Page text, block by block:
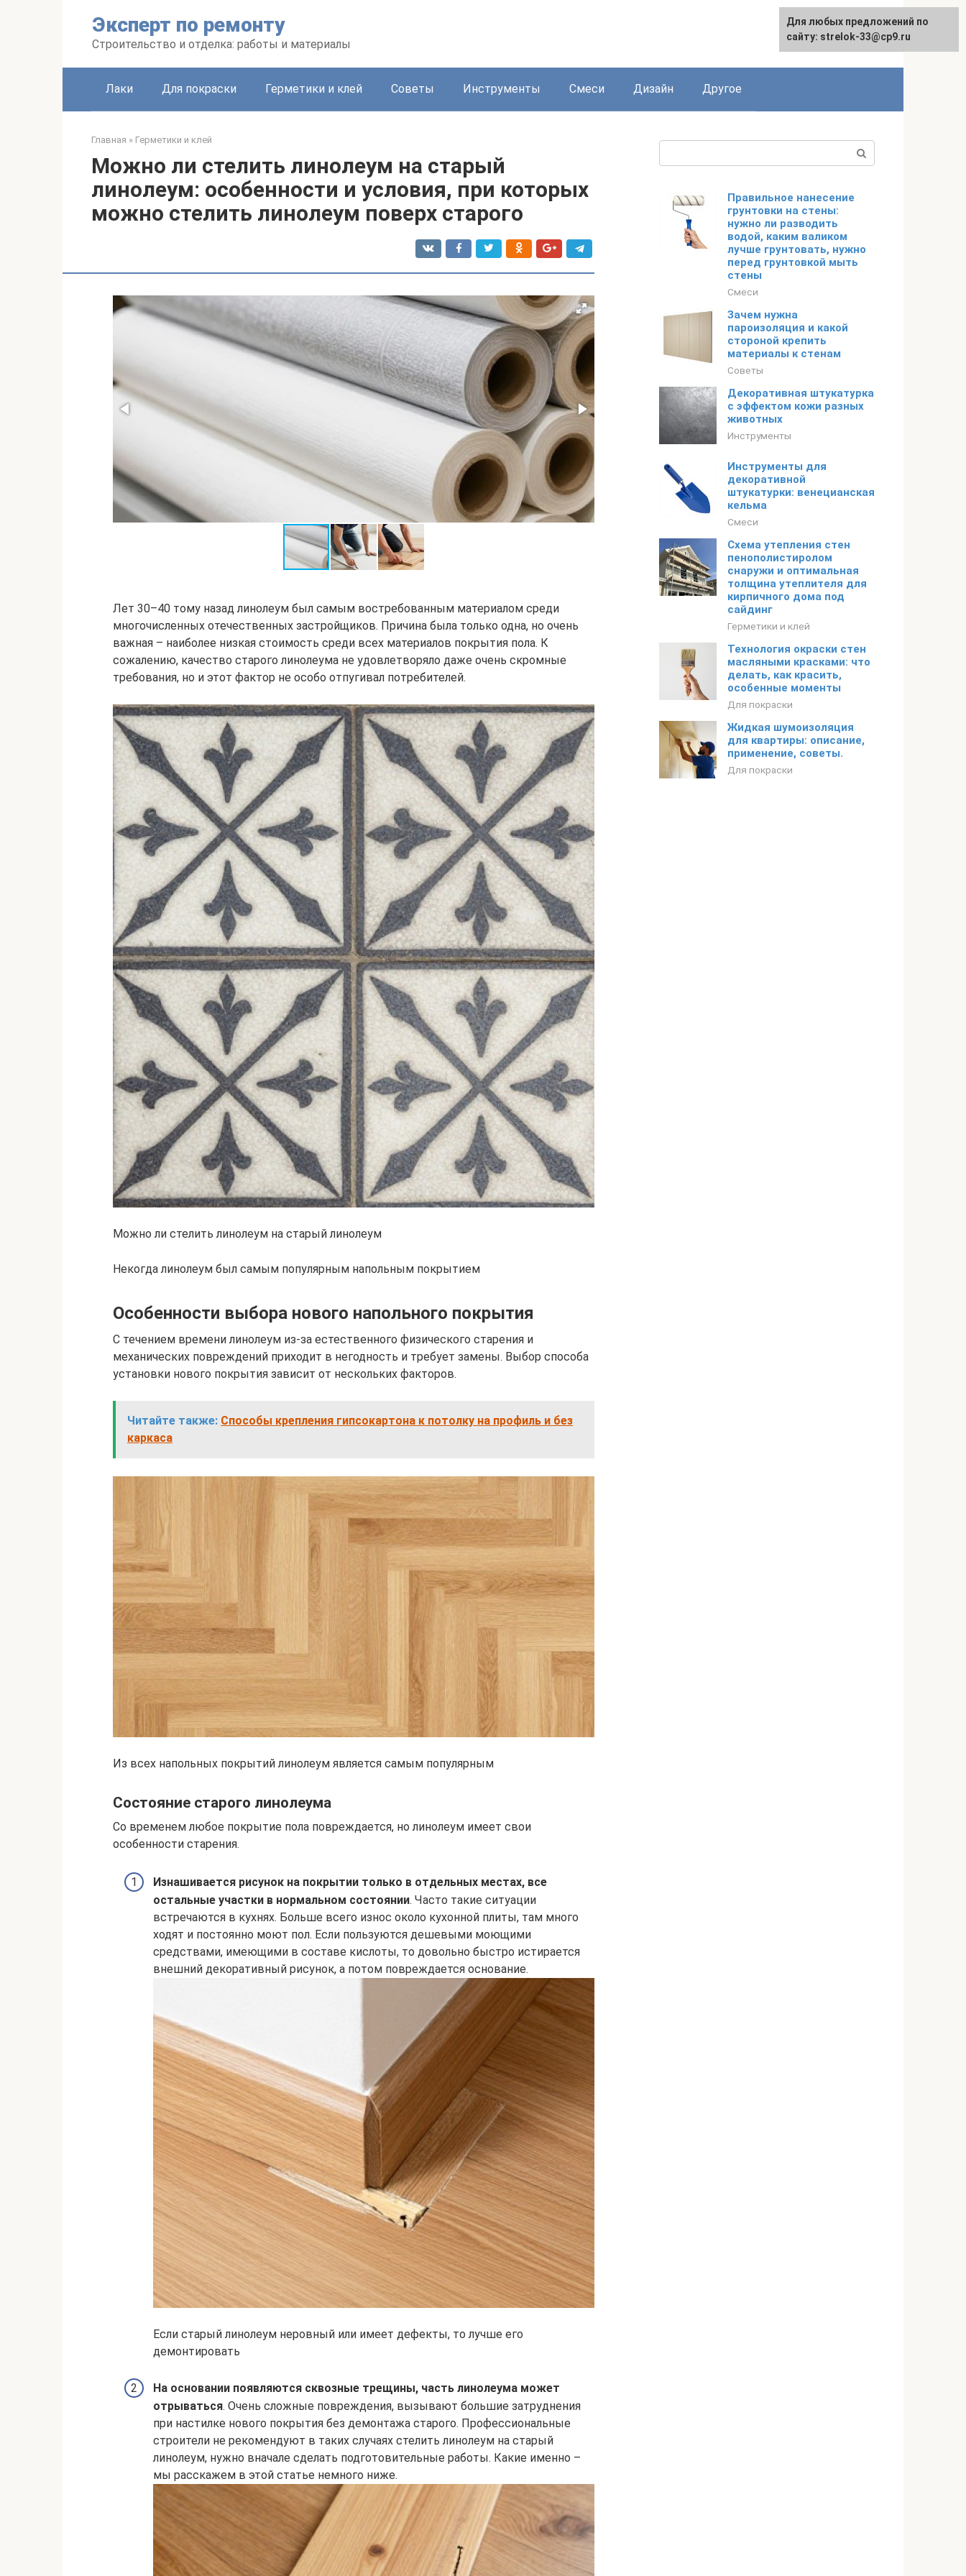
Эксперт по ремонту
Строительство и отделка: работы и материалы
Лаки Для покраски Герметики и клей Советы Инструменты Смеси Дизайн Другое
Главная » Герметики и клей
Можно ли стелить линолеум на старый
линолеум: особенности и условия, при которых
можно стелить линолеум поверх старого
Лет 30–40 тому назад линолеум был самым востребованным материалом среди
многочисленных отечественных застройщиков. Причина была только одна, но очень
важная – наиболее низкая стоимость среди всех материалов покрытия пола. К
сожалению, качество старого линолеума не удовлетворяло даже очень скромные
требования, но и этот фактор не особо отпугивал потребителей.
Можно ли стелить линолеум на старый линолеум
Некогда линолеум был самым популярным напольным покрытием
Особенности выбора нового напольного покрытия
С течением времени линолеум из-за естественного физического старения и
механических повреждений приходит в негодность и требует замены. Выбор способа
установки нового покрытия зависит от нескольких факторов.
Читайте также: Способы крепления гипсокартона к потолку на профиль и без
каркаса
Из всех напольных покрытий линолеум является самым популярным
Состояние старого линолеума
Со временем любое покрытие пола повреждается, но линолеум имеет свои
особенности старения.
Изнашивается рисунок на покрытии только в отдельных местах, все
остальные участки в нормальном состоянии. Часто такие ситуации
встречаются в кухнях. Больше всего износ около кухонной плиты, там много
ходят и постоянно моют пол. Если пользуются дешевыми моющими
средствами, имеющими в составе кислоты, то довольно быстро истирается
внешний декоративный рисунок, а потом повреждается основание.
Если старый линолеум неровный или имеет дефекты, то лучше его
демонтировать
На основании появляются сквозные трещины, часть линолеума может
отрываться. Очень сложные повреждения, вызывают большие затруднения
при настилке нового покрытия без демонтажа старого. Профессиональные
строители не рекомендуют в таких случаях стелить линолеум на старый
линолеум, нужно вначале сделать подготовительные работы. Какие именно –
мы расскажем в этой статье немного ниже.
Правильное нанесение
грунтовки на стены:
нужно ли разводить
водой, каким валиком
лучше грунтовать, нужно
перед грунтовкой мыть
стены
Смеси
Зачем нужна
пароизоляция и какой
стороной крепить
материалы к стенам
Советы
Декоративная штукатурка
с эффектом кожи разных
животных
Инструменты
Инструменты для
декоративной
штукатурки: венецианская
кельма
Смеси
Схема утепления стен
пенополистиролом
снаружи и оптимальная
толщина утеплителя для
кирпичного дома под
сайдинг
Герметики и клей
Технология окраски стен
масляными красками: что
делать, как красить,
особенные моменты
Для покраски
Жидкая шумоизоляция
для квартиры: описание,
применение, советы.
Для покраски
Для любых предложений по
сайту: strelok-33@cp9.ru
Для любых предложений по
сайту: strelok-33@cp9.ru